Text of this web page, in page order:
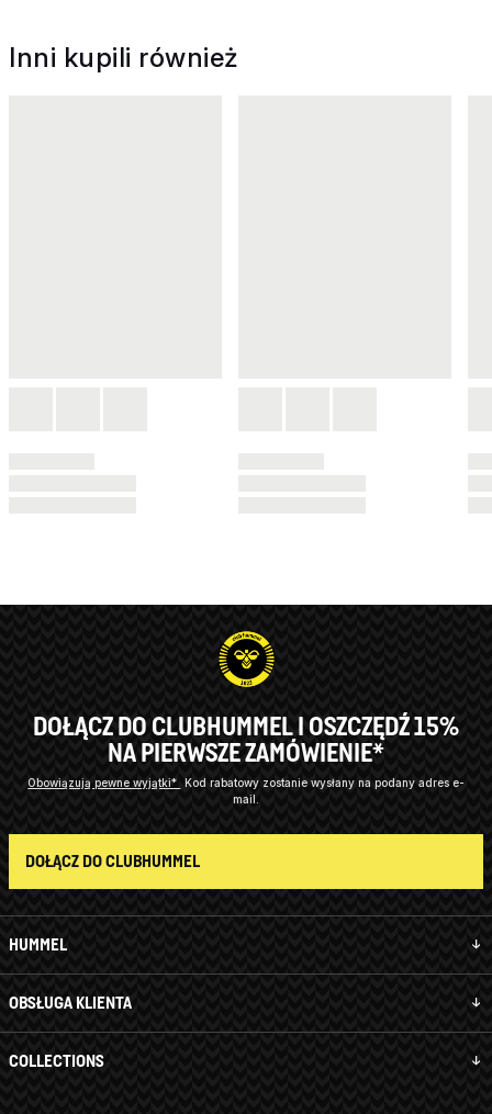
Inni kupili również
HUMMEL
OBSŁUGA KLIENTA
COLLECTIONS
DOŁĄCZ DO CLUBHUMMEL I OSZCZĘDŹ 15%
NA PIERWSZE ZAMÓWIENIE*
Obowiązują pewne wyjątki*
Kod rabatowy zostanie wysłany na podany adres e-
mail.
DOŁĄCZ DO CLUBHUMMEL